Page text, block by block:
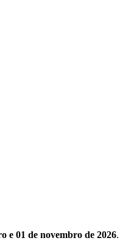
e 01 de novembro de 2026.